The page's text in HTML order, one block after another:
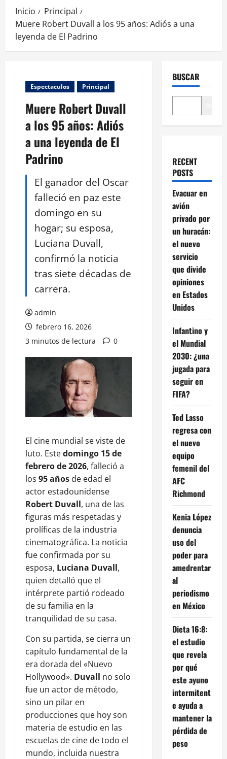
Inicio
Principal
Muere Robert Duvall a los 95 años: Adiós a una
leyenda de El Padrino
Espectaculos Principal
Muere Robert Duvall
a los 95 años: Adiós
a una leyenda de El
Padrino
El ganador del Oscar
falleció en paz este
domingo en su
hogar; su esposa,
Luciana Duvall,
confirmó la noticia
tras siete décadas de
carrera.
admin
febrero 16, 2026
3 minutos de lectura
0
El cine mundial se viste de
luto. Estedomingo 15 de
febrero de 2026, falleció a
los 95 años de edad el
actor estadounidense
Robert Duvall, una de las
figuras más respetadas y
prolíficas de la industria
cinematográfica. La noticia
fue confirmada por su
esposa, Luciana Duvall,
quien detalló que el
intérprete partió rodeado
de su familia en la
tranquilidad de su casa.
Con su partida, se cierra un
capítulo fundamental de la
era dorada del «Nuevo
Hollywood». Duvall no solo
fue un actor de método,
sino un pilar en
producciones que hoy son
materia de estudio en las
escuelas de cine de todo el
mundo, incluida nuestra
BUSCAR
RECENT
POSTS
Evacuar en
avión
privado por
un huracán:
el nuevo
servicio
que divide
opiniones
en Estados
Unidos
Infantino y
el Mundial
2030: ¿una
jugada para
seguir en
FIFA?
Ted Lasso
regresa con
el nuevo
equipo
femenil del
AFC
Richmond
Kenia López
denuncia
uso del
poder para
amedrentar
al
periodismo
en México
Dieta 16:8:
el estudio
que revela
por qué
este ayuno
intermitent
e ayuda a
mantener la
pérdida de
peso